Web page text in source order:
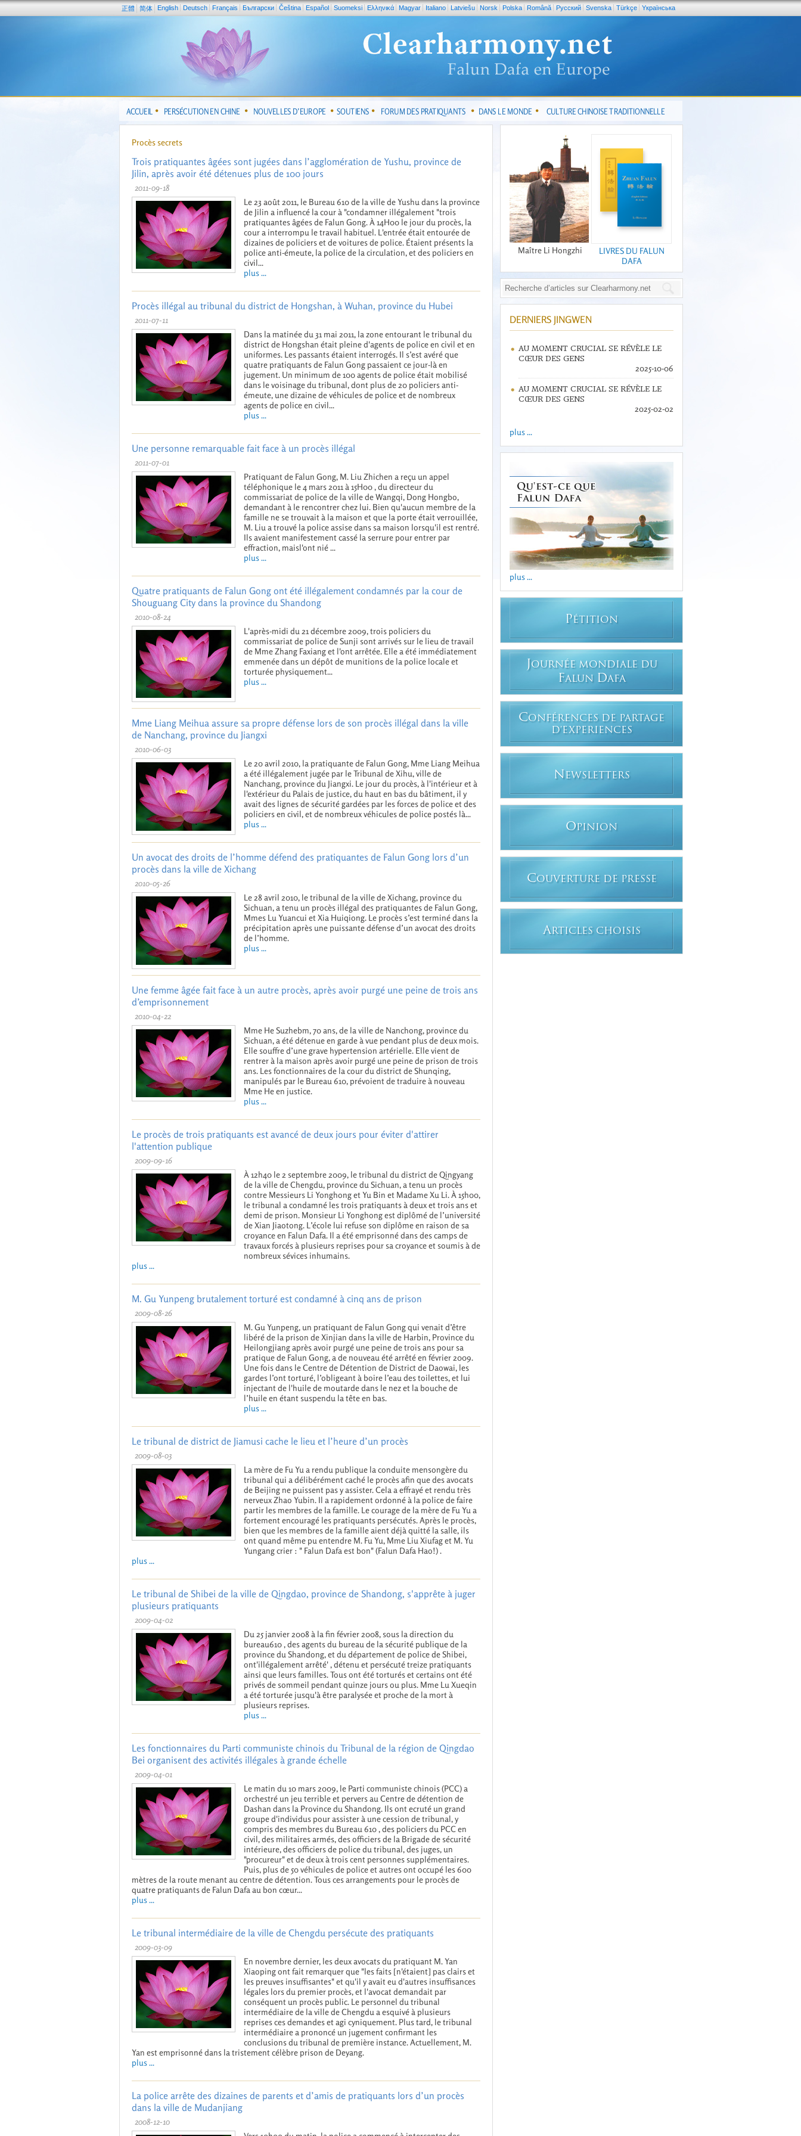
正體 简体 English Deutsch Français Български Čeština Español Suomeksi Ελληνικά Magyar Italiano Latviešu Norsk Polska Română Pусский Svenska Türkçe Yкраїнська
ACCUEIL PERSÉCUTION EN CHINE NOUVELLES D’EUROPE SOUTIENS FORUM DES PRATIQUANTS DANS LE MONDE CULTURE CHINOISE TRADITIONNELLE
Procès secrets
Trois pratiquantes âgées sont jugées dans l’agglomération de Yushu, province de
Jilin, après avoir été détenues plus de 100 jours
2011-09-18
Le 23 août 2011, le Bureau 610 de la ville de Yushu dans la province
de Jilin a influencé la cour à "condamner illégalement "trois
pratiquantes âgées de Falun Gong. À 14H00 le jour du procès, la
cour a interrompu le travail habituel. L'entrée était entourée de
dizaines de policiers et de voitures de police. Étaient présents la
police anti-émeute, la police de la circulation, et des policiers en
civil...
plus ...
Procès illégal au tribunal du district de Hongshan, à Wuhan, province du Hubei
2011-07-11
Dans la matinée du 31 mai 2011, la zone entourant le tribunal du
district de Hongshan était pleine d'agents de police en civil et en
uniformes. Les passants étaient interrogés. Il s’est avéré que
quatre pratiquants de Falun Gong passaient ce jour-là en
jugement. Un minimum de 100 agents de police était mobilisé
dans le voisinage du tribunal, dont plus de 20 policiers anti-
émeute, une dizaine de véhicules de police et de nombreux
agents de police en civil...
plus ...
Une personne remarquable fait face à un procès illégal
2011-07-01
Pratiquant de Falun Gong, M. Liu Zhichen a reçu un appel
téléphonique le 4 mars 2011 à 15H00 , du directeur du
commissariat de police de la ville de Wangqi, Dong Hongbo,
demandant à le rencontrer chez lui. Bien qu'aucun membre de la
famille ne se trouvait à la maison et que la porte était verrouillée,
M. Liu a trouvé la police assise dans sa maison lorsqu'il est rentré.
Ils avaient manifestement cassé la serrure pour entrer par
effraction, maisl'ont nié ...
plus ...
Quatre pratiquants de Falun Gong ont été illégalement condamnés par la cour de
Shouguang City dans la province du Shandong
2010-08-24
L'après-midi du 21 décembre 2009, trois policiers du
commissariat de police de Sunji sont arrivés sur le lieu de travail
de Mme Zhang Faxiang et l'ont arrêtée. Elle a été immédiatement
emmenée dans un dépôt de munitions de la police locale et
torturée physiquement...
plus ...
Mme Liang Meihua assure sa propre défense lors de son procès illégal dans la ville
de Nanchang, province du Jiangxi
2010-06-03
Le 20 avril 2010, la pratiquante de Falun Gong, Mme Liang Meihua
a été illégalement jugée par le Tribunal de Xihu, ville de
Nanchang, province du Jiangxi. Le jour du procès, à l'intérieur et à
l'extérieur du Palais de justice, du haut en bas du bâtiment, il y
avait des lignes de sécurité gardées par les forces de police et des
policiers en civil, et de nombreux véhicules de police postés là...
plus ...
Un avocat des droits de l’homme défend des pratiquantes de Falun Gong lors d’un
procès dans la ville de Xichang
2010-05-26
Le 28 avril 2010, le tribunal de la ville de Xichang, province du
Sichuan, a tenu un procès illégal des pratiquantes de Falun Gong,
Mmes Lu Yuancui et Xia Huiqiong. Le procès s’est terminé dans la
précipitation après une puissante défense d’un avocat des droits
de l’homme.
plus ...
Une femme âgée fait face à un autre procès, après avoir purgé une peine de trois ans
d’emprisonnement
2010-04-22
Mme He Suzhebm, 70 ans, de la ville de Nanchong, province du
Sichuan, a été détenue en garde à vue pendant plus de deux mois.
Elle souffre d’une grave hypertension artérielle. Elle vient de
rentrer à la maison après avoir purgé une peine de prison de trois
ans. Les fonctionnaires de la cour du district de Shunqing,
manipulés par le Bureau 610, prévoient de traduire à nouveau
Mme He en justice.
plus ...
Le procès de trois pratiquants est avancé de deux jours pour éviter d'attirer
l'attention publique
2009-09-16
À 12h40 le 2 septembre 2009, le tribunal du district de Qingyang
de la ville de Chengdu, province du Sichuan, a tenu un procès
contre Messieurs Li Yonghong et Yu Bin et Madame Xu Li. À 15h00,
le tribunal a condamné les trois pratiquants à deux et trois ans et
demi de prison. Monsieur Li Yonghong est diplômé de l’université
de Xian Jiaotong. L’école lui refuse son diplôme en raison de sa
croyance en Falun Dafa. Il a été emprisonné dans des camps de
travaux forcés à plusieurs reprises pour sa croyance et soumis à de
nombreux sévices inhumains.
plus ...
M. Gu Yunpeng brutalement torturé est condamné à cinq ans de prison
2009-08-26
M. Gu Yunpeng, un pratiquant de Falun Gong qui venait d’être
libéré de la prison de Xinjian dans la ville de Harbin, Province du
Heilongjiang après avoir purgé une peine de trois ans pour sa
pratique de Falun Gong, a de nouveau été arrêté en février 2009.
Une fois dans le Centre de Détention de District de Daowai, les
gardes l’ont torturé, l’obligeant à boire l’eau des toilettes, et lui
injectant de l'huile de moutarde dans le nez et la bouche de
l’huile en étant suspendu la tête en bas.
plus ...
Le tribunal de district de Jiamusi cache le lieu et l’heure d’un procès
2009-08-03
La mère de Fu Yu a rendu publique la conduite mensongère du
tribunal qui a délibérément caché le procès afin que des avocats
de Beijing ne puissent pas y assister. Cela a effrayé et rendu très
nerveux Zhao Yubin. Il a rapidement ordonné à la police de faire
partir les membres de la famille. Le courage de la mère de Fu Yu a
fortement encouragé les pratiquants persécutés. Après le procès,
bien que les membres de la famille aient déjà quitté la salle, ils
ont quand même pu entendre M. Fu Yu, Mme Liu Xiufag et M. Yu
Yungang crier : " Falun Dafa est bon" (Falun Dafa Hao!) .
plus ...
Le tribunal de Shibei de la ville de Qingdao, province de Shandong, s'apprête à juger
plusieurs pratiquants
2009-04-02
Du 25 janvier 2008 à la fin février 2008, sous la direction du
bureau610 , des agents du bureau de la sécurité publique de la
province du Shandong, et du département de police de Shibei,
ont'illégalement arrêté' , détenu et persécuté treize pratiquants
ainsi que leurs familles. Tous ont été torturés et certains ont été
privés de sommeil pendant quinze jours ou plus. Mme Lu Xueqin
a été torturée jusqu'à être paralysée et proche de la mort à
plusieurs reprises.
plus ...
Les fonctionnaires du Parti communiste chinois du Tribunal de la région de Qingdao
Bei organisent des activités illégales à grande échelle
2009-04-01
Le matin du 10 mars 2009, le Parti communiste chinois (PCC) a
orchestré un jeu terrible et pervers au Centre de détention de
Dashan dans la Province du Shandong. Ils ont ecruté un grand
groupe d'individus pour assister à une cession de tribunal, y
compris des membres du Bureau 610 , des policiers du PCC en
civil, des militaires armés, des officiers de la Brigade de sécurité
intérieure, des officiers de police du tribunal, des juges, un
"procureur" et de deux à trois cent personnes supplémentaires.
Puis, plus de 50 véhicules de police et autres ont occupé les 600
mètres de la route menant au centre de détention. Tous ces arrangements pour le procès de
quatre pratiquants de Falun Dafa au bon cœur...
plus ...
Le tribunal intermédiaire de la ville de Chengdu persécute des pratiquants
2009-03-09
En novembre dernier, les deux avocats du pratiquant M. Yan
Xiaoping ont fait remarquer que "les faits [n'étaient] pas clairs et
les preuves insuffisantes" et qu'il y avait eu d'autres insuffisances
légales lors du premier procès, et l'avocat demandait par
conséquent un procès public. Le personnel du tribunal
intermédiaire de la ville de Chengdu a esquivé à plusieurs
reprises ces demandes et agi cyniquement. Plus tard, le tribunal
intermédiaire a prononcé un jugement confirmant les
conclusions du tribunal de première instance. Actuellement, M.
Yan est emprisonné dans la tristement célèbre prison de Deyang.
plus ...
La police arrête des dizaines de parents et d’amis de pratiquants lors d’un procès
dans la ville de Mudanjiang
2008-12-10
Maître Li Hongzhi
LIVRES DU FALUN
DAFA
DERNIERS JINGWEN
AU MOMENT CRUCIAL SE RÉVÈLE LE
CŒUR DES GENS
2025-10-06
AU MOMENT CRUCIAL SE RÉVÈLE LE
CŒUR DES GENS
2025-02-02
plus ...
plus ...
PÉTITION
JOURNÉE MONDIALE DU
FALUN DAFA
CONFÉRENCES DE PARTAGE
D'EXPERIENCES
N EWSLETTERS
OPINION
COUVERTURE DE PRESSE
ARTICLES CHOISIS